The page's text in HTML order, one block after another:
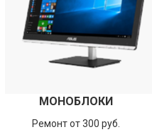
МОНОБЛОКИ
Ремонт от 300 руб.